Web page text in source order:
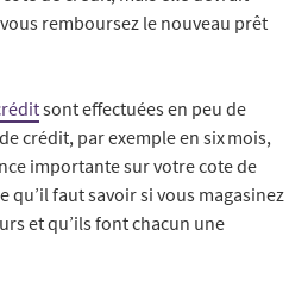
remboursez le nouveau prêt
sont effectuées en peu de
crédit, par exemple en six mois,
importante sur votre cote de
qu’il faut savoir si vous magasinez
et qu’ils font chacun une